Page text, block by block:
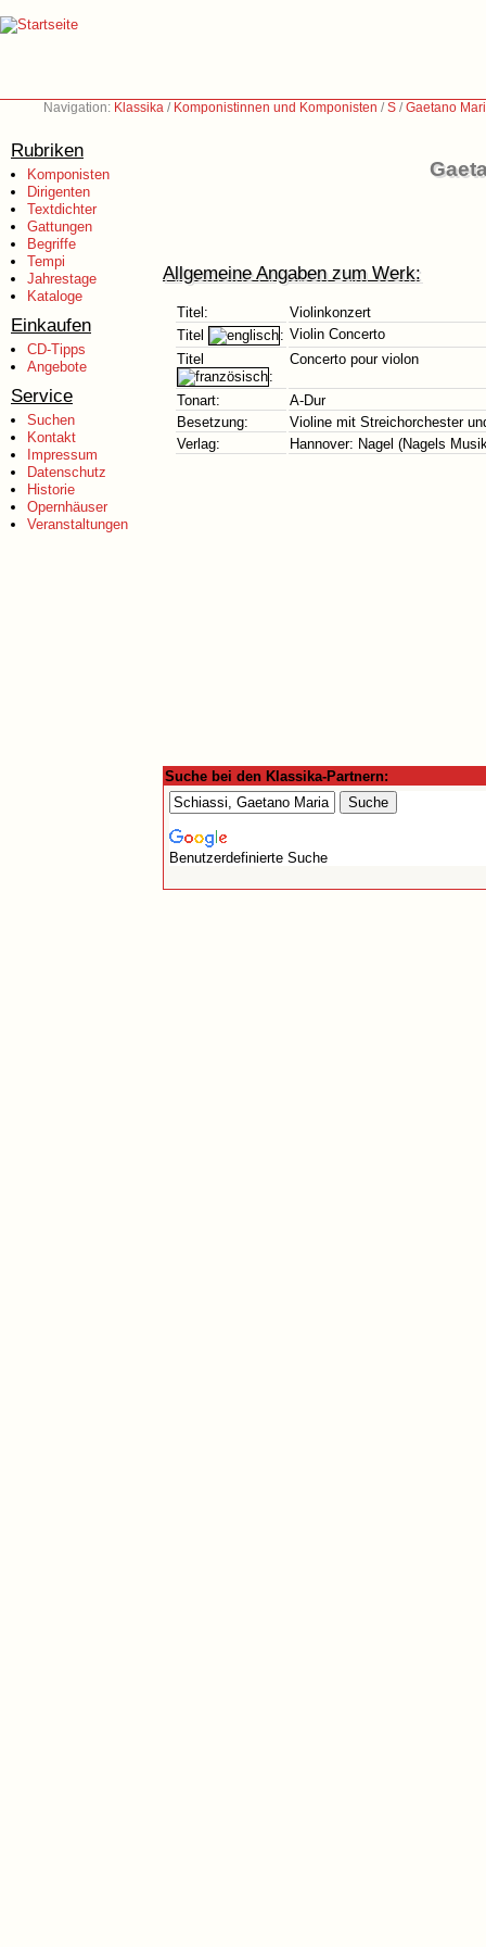
Navigation: Klassika / Komponistinnen und Komponisten /S /Gaetano
Rubriken
Komponisten
Dirigenten
Textdichter
Gattungen
Begriffe
Tempi
Jahrestage
Kataloge
Einkaufen
CD-Tipps
Angebote
Service
Suchen
Kontakt
Impressum
Datenschutz
Historie
Opernhäuser
Veranstaltungen
Allgemeine Angaben zum Werk:
Titel:
Violinkonzert
Titel
: Violin Concerto
Titel
:
Concerto pour violon
Tonart:
A-Dur
Besetzung:
Violine mit Streichorchester
Verlag:
Hannover: Nagel (Nagels
Suche bei den Klassika-Partnern:
Benutzerdefinierte Suche